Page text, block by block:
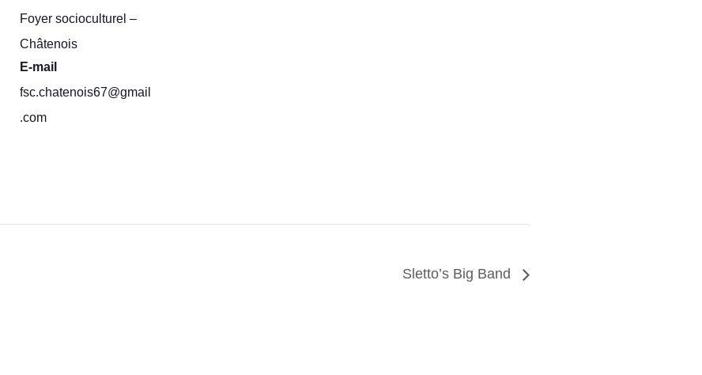
Foyer socioculturel –
Châtenois
E-mail
fsc.chatenois67@gmail
.com
Sletto’s Big Band